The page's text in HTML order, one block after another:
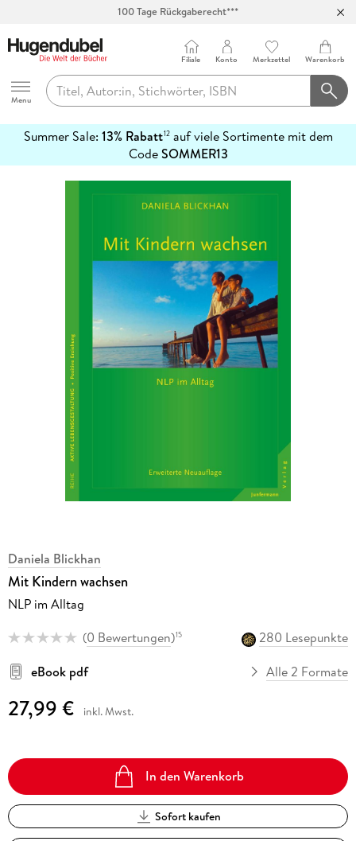
100 Tage Rückgaberecht***
Hugendubel
Menu
Filiale Konto Merkzettel Warenkorb
Summer Sale: 13% Rabatt12auf viele Sortimente mit dem
CodeSOMMER13
erfahren
Daniela Blickhan
Mit Kindern wachsen
NLP im Alltag
(0 Bewertungen)15
280 Lesepunkte
eBook pdf
Alle 2 Formate
27,99 € inkl. Mwst.
In den Warenkorb
Sofort kaufen